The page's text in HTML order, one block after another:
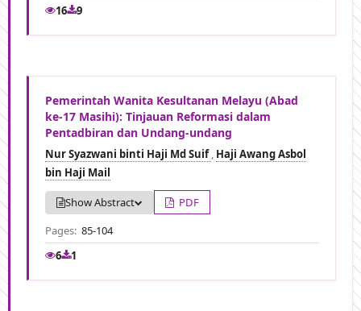
16
9
Pemerintah Wanita Kesultanan Melayu (Abad
ke-17 Masihi): Tinjauan Reformasi dalam
Pentadbiran dan Undang-undang
Nur Syazwani binti Haji Md Suif , Haji Awang Asbol
bin Haji Mail
Show Abstract
PDF
Pages: 85-104
6
1